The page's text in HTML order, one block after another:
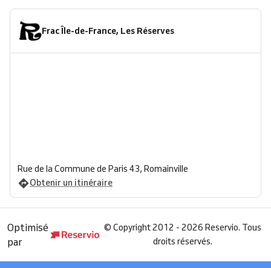
Frac Île-de-France, Les Réserves
Rue de la Commune de Paris 43, Romainville
Obtenir un itinéraire
Optimisé
par
© Copyright 2012 - 2026 Reservio. Tous
droits réservés.